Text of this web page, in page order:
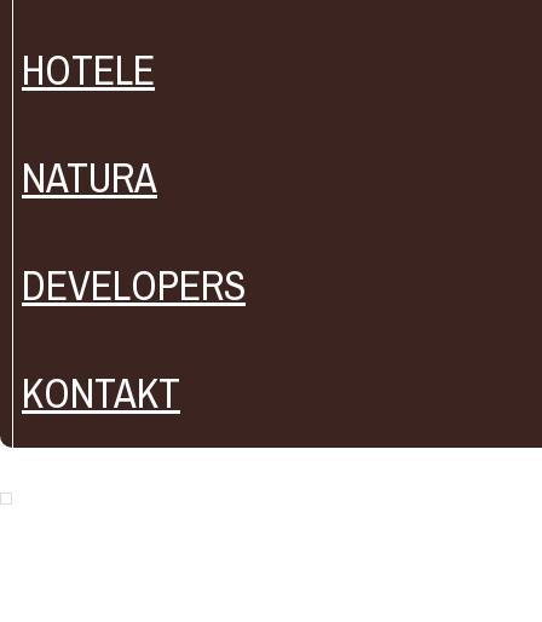
HOTELE
NATURA
DEVELOPERS
KONTAKT